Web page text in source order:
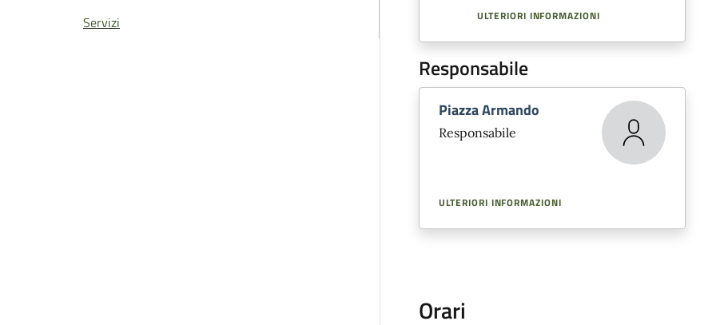
Servizi
ULTERIORI INFORMAZIONI
Responsabile
Piazza Armando
Responsabile
ULTERIORI INFORMAZIONI
Orari